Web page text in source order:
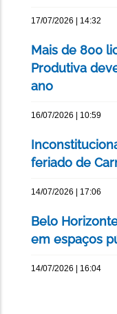
17/07/2026 | 14:32
Mais de 800
Produtiva
ano
16/07/2026 | 10:59
feriado de
14/07/2026 | 17:06
Belo
em espaços
14/07/2026 | 16:04